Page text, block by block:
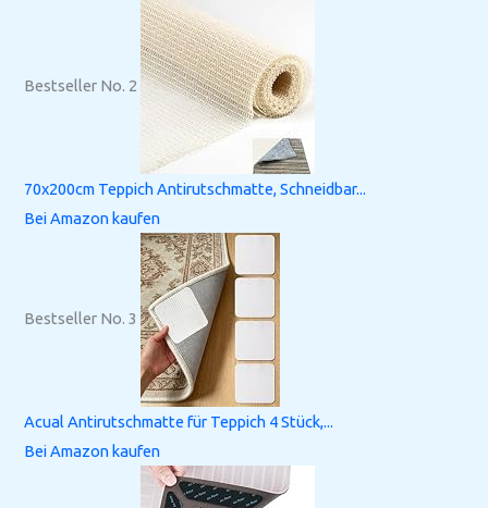
Bestseller No. 2
70x200cm Teppich Antirutschmatte, Schneidbar...
Bei Amazon kaufen
Bestseller No. 3
Acual Antirutschmatte für Teppich 4 Stück,...
Bei Amazon kaufen